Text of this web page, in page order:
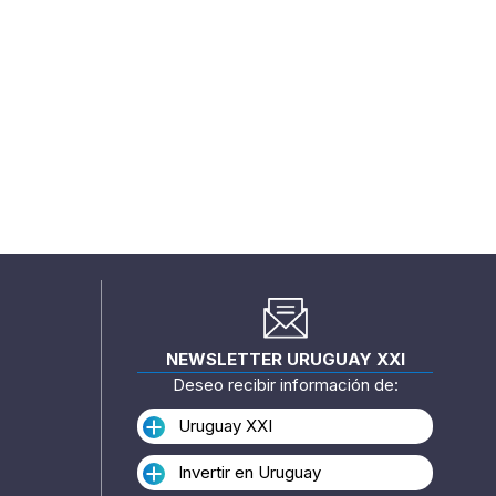
NEWSLETTER URUGUAY XXI
Deseo recibir información de:
Uruguay XXI
Invertir en Uruguay